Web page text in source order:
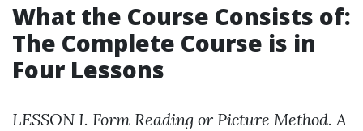
What the Course Consists of:
The Complete Course is in
Four Lessons
LESSON I. Form Reading or Picture Method. A